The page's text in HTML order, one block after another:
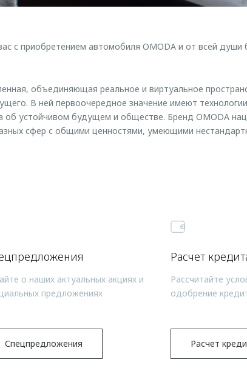
с приобретением автомобиля OMODA и от всей души
объединяющая реальное и виртуальное
В ней первоочередное значение имеют
об устойчивом будущем и обществе. Бренд OMODA
сфер с общими ценностями, умеющими
о наших актуальных акциях и
предложениях
Спецпредложения
Расчет
Рассчитайте
одобрение
Расчет